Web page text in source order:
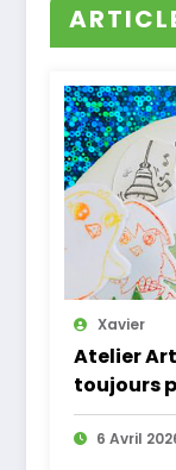
Xavier
Atelier
toujours
6 Avril